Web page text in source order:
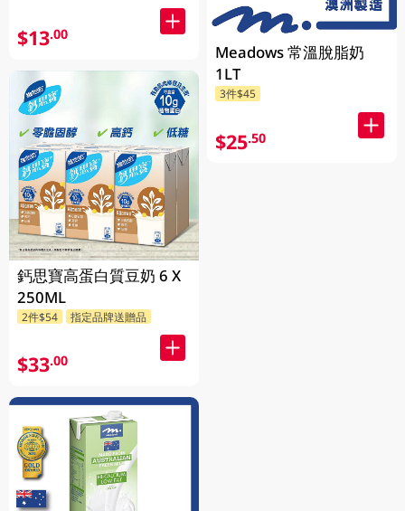
$13.00
鈣思寶高蛋白質豆奶 6 X
250ML
2件$54 指定品牌送贈品
$33.00
Meadows 常溫脫脂奶
1LT
3件$45
$25.50